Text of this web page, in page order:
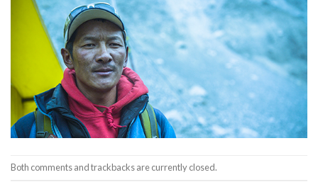
Both comments and trackbacks are currently closed.